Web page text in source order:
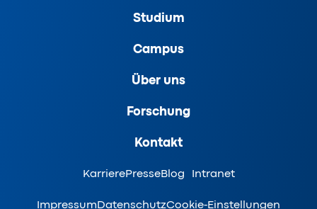
Studium
Campus
Über uns
Forschung
Kontakt
KarrierePresseBlog Intranet
ImpressumDatenschutzCookie-Einstellungen